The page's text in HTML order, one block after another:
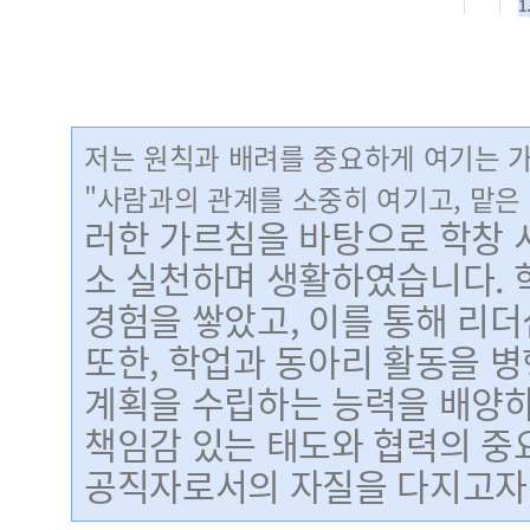
저는 원칙과 배려를 중요하게 여기는
"사람과의 관계를 소중히 여기고, 맡
러한 가르침을 바탕으로 학창
소 실천하며 생활하였습니다.
경험을 쌓았고, 이를 통해 리
또한, 학업과 동아리 활동을
계획을 수립하는 능력을 배양
책임감 있는 태도와 협력의
공직자로서의 자질을 다지고